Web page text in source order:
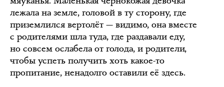
лежала на земле, головой в ту сторону, где
приземлился вертолёт — видимо, она вместе
с родителями шла туда, где раздавали еду,
но совсем ослабела от голода, и родители,
чтобы успеть получить хоть какое-то
пропитание, ненадолго оставили её здесь.